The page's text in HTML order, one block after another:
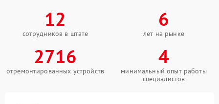
12
сотрудников в штате
6
лет на рынке
2716
отремонтированных устройств
4
минимальный опыт работы
специалистов